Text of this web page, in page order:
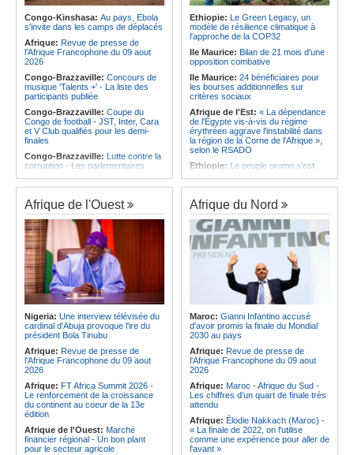
d'Ivoire et l'Algérie
Afrique:Le Maroc et l'Afrique du
Sud se retrouvent quatre ans après
la finale
Afrique:
Côte d'Ivoire - Algérie, un
qualifie pour la finale de la Coupe de
l'Amitié
Angola:Le MAT organise la
troisième édition de la Semaine du
développement local à Namibe
Congo-Kinshasa: Au pays, Ebola
s'invite dans les camps de déplacés
Afrique: Revue de presse de
l'Afrique Francophone du 09 aout
2026
Congo-Brazzaville: Concours de
musique 'Talents +' - La liste des
participants publiée
Congo-Brazzaville: Coupe du
Congo de football - JST, Inter, Cara
et V Club qualifiés pour les demi-
finales
Congo-Brazzaville: Lutte contre la
corruption - Les parlementaires
Congo-Brazzaville:Santé publique
- Ollombo réceptionne son hôpital de
référence
Congo-Brazzaville:
Lutte contre
les épidémies - Les employés de la
maison de retraite Kambissi en
formation
Congo-Brazzaville:Distinction -
Darrel Ornelle Elion Assiana promue
maître-assistant Cames
Afrique:Naomi Eto (Cameroun) - «
Face au Nigeria, nous donnerons
tout sur le terrain. »
Cameroun:Ngoh Ngoh, l'homme
qui signe à la place de Biya
Ethiopie: Le Green Legacy, un
modèle de résilience climatique à
l'approche de la COP32
Ile Maurice: Bilan de 21 mois d'une
opposition combative
Ile Maurice: 24 bénéficiaires pour
les bourses additionnelles sur
critères sociaux
Afrique de l'Est: « La dépendance
de l'Égypte vis-à-vis du régime
érythréen aggrave l'instabilité dans
la région de la Corne de l'Afrique »,
selon le RSADO
Ethiopie: Le peuple oromo s'est
Ethiopie:
« Le renforcement des
capacités de l'armée de l'air
éthiopienne consolide la dissuasion
nationale », déclare le commandant
en second
Afrique de l'Est:
« Les dirigeants
érythréens font obstacle à la stabilité
et au développement de la région »,
selon un professeur de l'université
Ile Maurice:
Dharam Gokhool -
«Kan mo vinn prezidan mo pa okip
mo sekirite»
Ile Maurice:
discret de Bel-Air face au vacarme
de Port-Louis
- Moins de cas, mais les virus
circulent toujours
Afrique de l'Ouest
Nigeria: Une interview télévisée du
cardinal d'Abuja provoque l'ire du
président Bola Tinubu
Afrique: Revue de presse de
l'Afrique Francophone du 09 aout
2026
Afrique: FT Africa Summit 2026 -
Le renforcement de la croissance
du continent au coeur de la 13e
édition
Afrique de l'Ouest: Marché
financier régional - Un bon plant
pour le secteur agricole
Afrique du Nord
Maroc: Gianni Infantino accusé
d'avoir promis la finale du Mondial
2030 au pays
Afrique: Revue de presse de
l'Afrique Francophone du 09 aout
2026
Afrique: Maroc - Afrique du Sud -
Les chiffres d'un quart de finale très
attendu
Afrique: Élodie Nakkach (Maroc) -
« La finale de 2022, on l'utilise
comme une expérience pour aller de
l'avant »